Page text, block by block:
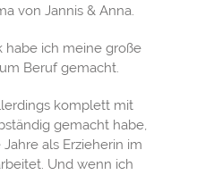
von Jannis & Anna.
habe ich meine große
Beruf gemacht.
komplett mit
gemacht habe,
als Erzieherin im
Und wenn ich